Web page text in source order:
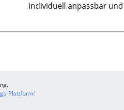
individuell anpassbar
Plattform!